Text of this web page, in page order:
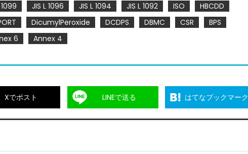
JIS L 1096 JIS L 1094 JIS L 1092 ISO
HBCDD
DicumylPeroxide DCDPS DBMC CSR
BPS
6 Annex 4
Xでポスト LINEで送る はてなブックマーク